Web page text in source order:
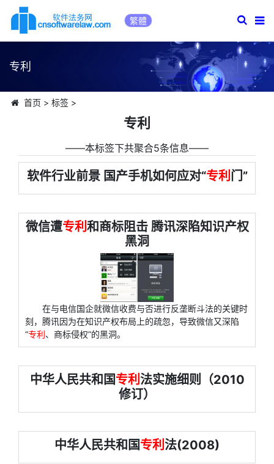
繁體
专利
首页 > 标签>
专利
――本标签下共聚合5条信息――
软件行业前景 国产手机如何应对“专利门”
微信遭专利和商标阻击 腾讯深陷知识产权
黑洞
在与电信国企就微信收费与否进行反垄断斗法的关键时
刻，腾讯因为在知识产权布局上的疏忽，导致微信又深陷
“专利、商标侵权”的黑洞。
中华人民共和国专利法实施细则（2010
修订）
中华人民共和国专利法(2008)